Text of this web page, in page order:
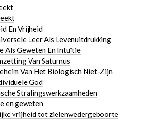
En Vrijheid
Leer Als Levenuitdrukking
Als Geweten En Intuïtie
Van Saturnus
Van Het Biologisch Niet-Zijn
God
Stralingswerkzaamheden
en geweten
vrijheid tot zielenwedergeboorte